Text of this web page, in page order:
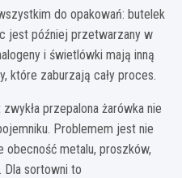
do opakowań: butelek
jest później przetwarzany w
i świetlówki mają inną
które zaburzają cały proces.
przepalona żarówka nie
Problemem jest nie
obecność metalu, proszków,
Dla sortowni to